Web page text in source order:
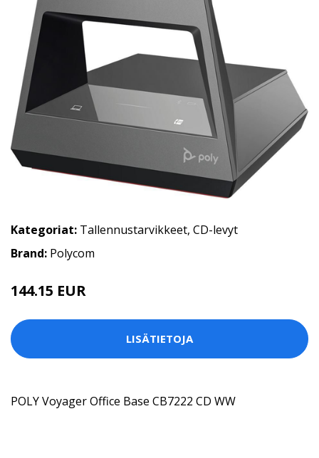
Kategoriat: Tallennustarvikkeet, CD-levyt
Brand: Polycom
144.15 EUR
LISÄTIETOJA
POLY Voyager Office Base CB7222 CD WW